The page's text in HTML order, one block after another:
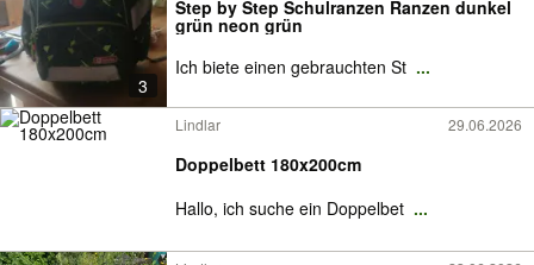
3
Step by Step Schulranzen Ranzen dunkel
grün neon grün
Ich biete einen gebrauchten St ...
Lindlar 29.06.2026
Doppelbett 180x200cm
Hallo, ich suche ein Doppelbet ...